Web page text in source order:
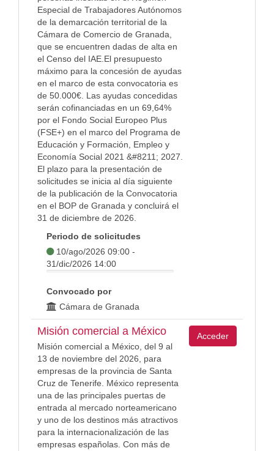
Especial de Trabajadores Autónomos
de la demarcación territorial de la
Cámara de Comercio de Granada,
que se encuentren dadas de alta en
el Censo del IAE.El presupuesto
máximo para la concesión de ayudas
en el marco de esta convocatoria es
de 50.000€. Las ayudas concedidas
serán cofinanciadas en un 69,64%
por el Fondo Social Europeo Plus
(FSE+) en el marco del Programa de
Educación y Formación, Empleo y
Economía Social 2021 &#8211; 2027.
El plazo para la presentación de
solicitudes se inicia al día siguiente
de la publicación de la Convocatoria
en el BOP de Granada y concluirá el
31 de diciembre de 2026.
Periodo de solicitudes
10/ago/2026 09:00 -
31/dic/2026 14:00
Convocado por
Cámara de Granada
Misión comercial a México
Misión comercial a México, del 9 al
13 de noviembre del 2026, para
empresas de la provincia de Santa
Cruz de Tenerife. México representa
una de las principales puertas de
entrada al mercado norteamericano
y uno de los destinos más atractivos
para la internacionalización de las
empresas españolas. Con más de
Acceder